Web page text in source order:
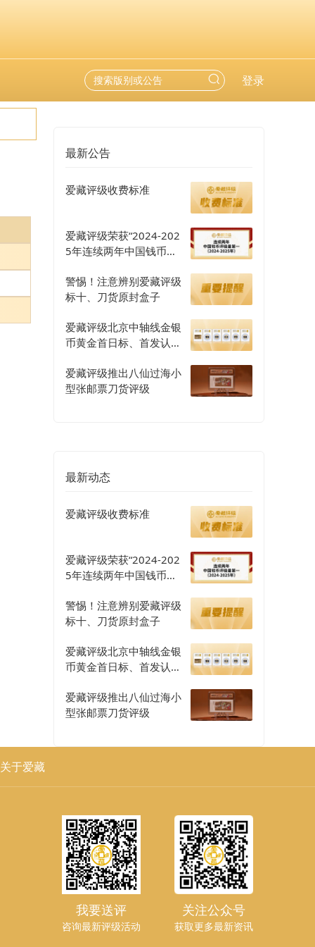
登录
最新公告
爱藏评级收费标准
爱藏评级荣获“2024-202
5年连续两年中国钱币评
警惕！注意辨别爱藏评级
标十、刀货原封盒子
爱藏评级北京中轴线金银
币黄金首日标、首发认证
爱藏评级推出八仙过海小
型张邮票刀货评级
最新动态
爱藏评级收费标准
爱藏评级荣获“2024-202
5年连续两年中国钱币评
警惕！注意辨别爱藏评级
标十、刀货原封盒子
爱藏评级北京中轴线金银
币黄金首日标、首发认证
爱藏评级推出八仙过海小
型张邮票刀货评级
关于爱藏
我要送评
咨询最新评级活动
关注公众号
获取更多最新资讯